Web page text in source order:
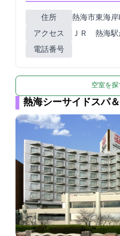
住所
熱海市東海岸町9-
アクセス
ＪＲ 熱海
電話番号
空室を探
熱海シーサイドスパ